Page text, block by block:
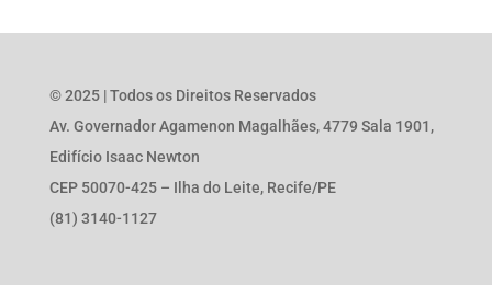
© 2025 | Todos os Direitos Reservados
Av. Governador Agamenon Magalhães, 4779 Sala 1901,
Edifício Isaac Newton
CEP 50070-425 – Ilha do Leite, Recife/PE
(81) 3140-1127